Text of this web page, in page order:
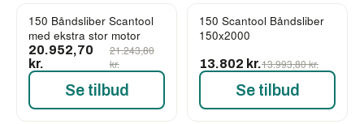
-1%
150 Båndsliber Scantool
med ekstra stor motor
20.952,70
kr.
21.243,80
kr.
Se tilbud
-1%
150 Scantool Båndsliber
150x2000
13.802 kr.13.993,80 kr.
Se tilbud